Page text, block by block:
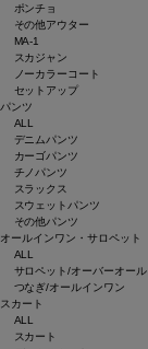
ポンチョ
その他アウター
MA-1
スカジャン
ノーカラーコート
セットアップ
パンツ
ALL
デニムパンツ
カーゴパンツ
チノパンツ
スラックス
スウェットパンツ
その他パンツ
オールインワン・サロペット
ALL
サロペット/オーバーオール
つなぎ/オールインワン
スカート
ALL
スカート